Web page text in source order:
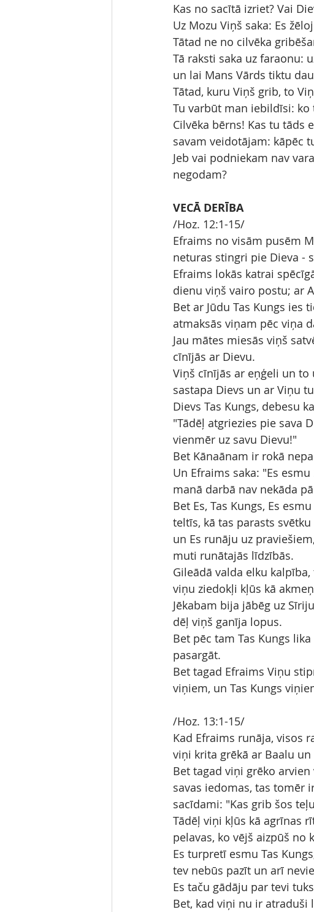
Kas no sacītā izriet? Vai
Uz Mozu Viņš saka: Es
Tātad ne no cilvēka
Tā raksti saka uz faraonu:
un lai Mans Vārds tiktu
Tātad, kuru Viņš grib, to
Tu varbūt man iebildīsi: ko
Cilvēka bērns! Kas tu tāds
savam veidotājam: kāpēc
Jeb vai podniekam nav
negodam?
VECĀ DERĪBA
/Hoz. 12:1-15/
Efraims no visām pusēm
neturas stingri pie Dieva -
Efraims lokās katrai
dienu viņš vairo postu; ar
Bet ar Jūdu Tas Kungs ies
atmaksās viņam pēc viņa
Jau mātes miesās viņš
cīnījās ar Dievu.
Viņš cīnījās ar eņģeli un to
sastapa Dievs un ar Viņu
Dievs Tas Kungs, debesu
"Tādēļ atgriezies pie sava
vienmēr uz savu Dievu!"
Bet Kānaānam ir rokā
Un Efraims saka: "Es
manā darbā nav nekāda
Bet Es, Tas Kungs, Es
teltīs, kā tas parasts svētku
un Es runāju uz
muti runātajās līdzībās.
Gileādā valda elku
viņu ziedokļi kļūs kā
Jēkabam bija jābēg uz
dēļ viņš ganīja lopus.
Bet pēc tam Tas Kungs
pasargāt.
Bet tagad Efraims Viņu
viņiem, un Tas Kungs
/Hoz. 13:1-15/
Kad Efraims runāja, visos
viņi krita grēkā ar Baalu
Bet tagad viņi grēko
savas iedomas, tas tomēr
sacīdami: "Kas grib šos
Tādēļ viņi kļūs kā agrīnas
pelavas, ko vējš aizpūš no
Es turpretī esmu Tas
tev nebūs pazīt un arī
Es taču gādāju par tevi
Bet, kad viņi nu ir atraduši